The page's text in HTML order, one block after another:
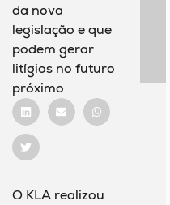
da nova
legislação e que
podem gerar
litígios no futuro
próximo
O KLA realizou